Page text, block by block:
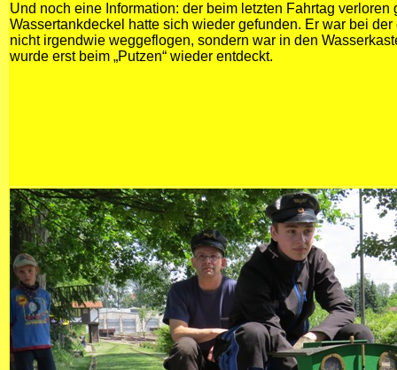
Und noch eine Information: der beim letzten Fahrtag verloren
Wassertankdeckel hatte sich wieder gefunden. Er war bei
nicht irgendwie weggeflogen, sondern war in den
wurde erst beim „Putzen“ wieder entdeckt.